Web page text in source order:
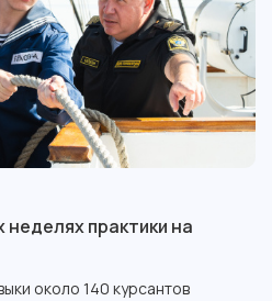
практики на
около 140 курсантов